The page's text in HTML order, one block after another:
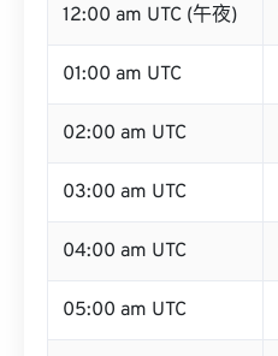
12:00 am UTC (午夜)
01:00 am UTC
02:00 am UTC
03:00 am UTC
04:00 am UTC
05:00 am UTC